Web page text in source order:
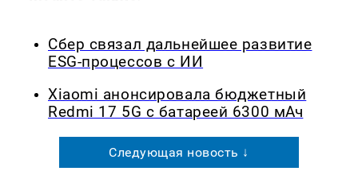
Сбер связал дальнейшее развитие
ESG-процессов с ИИ
Xiaomi анонсировала бюджетный
Redmi 17 5G с батареей 6300 мАч
Следующая новость ↓